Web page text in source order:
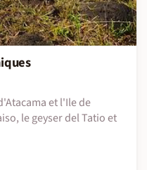
et l'Ile de
le geyser del Tatio et